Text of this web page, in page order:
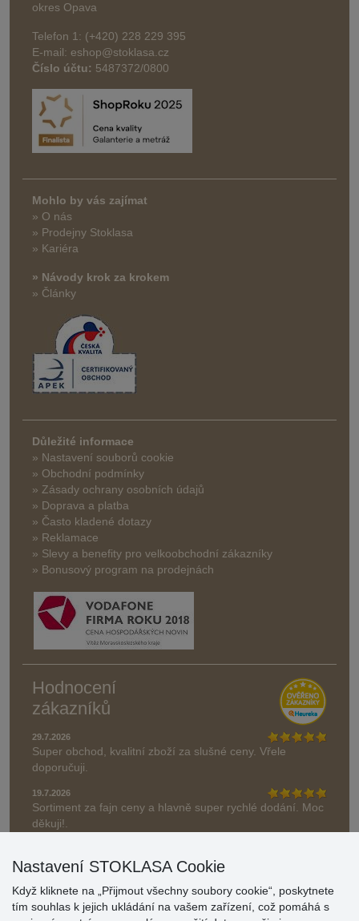
okres Opava
Telefon 1: (+420) 228 229 395
E-mail: eshop@stoklasa.cz
Číslo účtu: 5487372/0800
Mohlo by vás zajímat
» O nás
» Prodejny Stoklasa
» Kariéra
» Návody krok za krokem
» Články
Důležité informace
» Nastavení souborů cookie
» Obchodní podmínky
» Zásady ochrany osobních údajů
» Doprava a platba
» Často kladené dotazy
» Reklamace
» Slevy a benefity pro velkoobchodní zákazníky
» Bonusový program na prodejnách
Hodnocení
zákazníků
29.7.2026
Super obchod, kvalitní zboží za slušné ceny. Vřele
doporučuji.
19.7.2026
Sortiment za fajn ceny a hlavně super rychlé dodání. Moc
děkuji!.
» Aktuálně 19084 recenzí
Nastavení STOKLASA Cookie
Když kliknete na „Přijmout všechny soubory cookie“, poskytnete
tím souhlas k jejich ukládání na vašem zařízení, což pomáhá s